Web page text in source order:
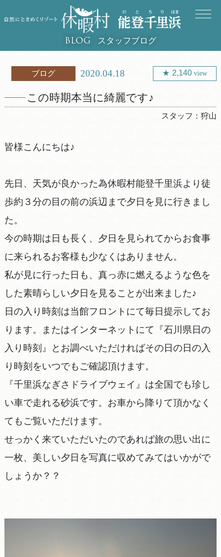
BLOG スタッフブログ
ブログ 2020.04.18 2,140view
この時期本当に綺麗です♪
スタッフ：狩山
皆様こんにちは♪
先日、天気が良かった為休暇村能登千里浜より徒
歩約３分の目の前の浜辺まで夕日を見に行きまし
た。
今の時期は日も長く、夕日を見られてからお食事
に来られるお客様も少なくはありません。
私が見に行った日も、真っ赤に燃えるような色を
した素晴らしい夕日を見ることが出来ました♪
日の入り時刻は当館フロントにて毎日提示してお
ります。またはインターネットにて『石川県日の
入り時刻』とお調べいただければその日の日の入
り時刻をいつでもご確認頂けます。
『千里浜なぎさドライブウェイ』は全国でも珍し
い車で走れる砂浜です。お車から降りて頂かなく
てもご覧いただけます。
せっかく来ていただいたのであれば旅の思い出に
一枚、美しい夕日を写真に収めてみてはいかがで
しょうか？？